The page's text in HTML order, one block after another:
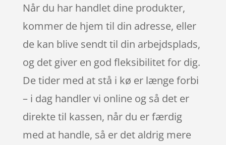
Når du har handlet dine produkter,
kommer de hjem til din adresse, eller
de kan blive sendt til din arbejdsplads,
og det giver en god fleksibilitet for dig.
De tider med at stå i kø er længe forbi
– i dag handler vi online og så det er
direkte til kassen, når du er færdig
med at handle, så er det aldrig mere